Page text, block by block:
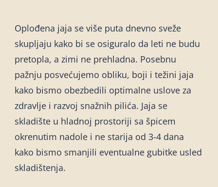
Oplođena jaja se više puta dnevno sveže
skupljaju kako bi se osiguralo da leti ne budu
pretopla, a zimi ne prehladna. Posebnu
pažnju posvećujemo obliku, boji i težini jaja
kako bismo obezbedili optimalne uslove za
zdravlje i razvoj snažnih pilića. Jaja se
skladište u hladnoj prostoriji sa špicem
okrenutim nadole i ne starija od 3-4 dana
kako bismo smanjili eventualne gubitke usled
skladištenja.